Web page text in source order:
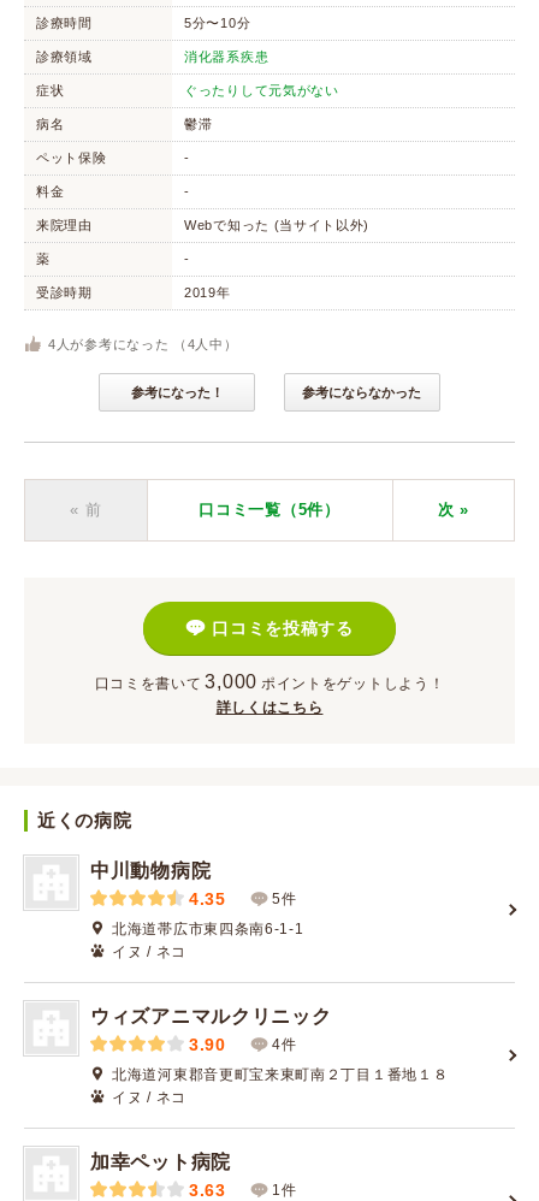
診療時間 5分〜10分
診療領域 消化器系疾患
症状 ぐったりして元気がない
病名 鬱滞
ペット保険 -
料金 -
来院理由 Webで知った (当サイト以外)
薬 -
受診時期 2019年
4 人が参考になった （ 4 人中）
参考になった！ 参考にならなかった
« 前 口コミ一覧（5件） 次 »
口コミを投稿する
口コミを書いて 3,000 ポイント をゲットしよう！
詳しくはこちら
近くの病院
中川動物病院
4.35
5件
北海道帯広市東四条南6-1-1
イヌ / ネコ
ウィズアニマルクリニック
3.90
4件
北海道河東郡音更町宝来東町南２丁目１番地１８
イヌ / ネコ
加幸ペット病院
3.63
1件